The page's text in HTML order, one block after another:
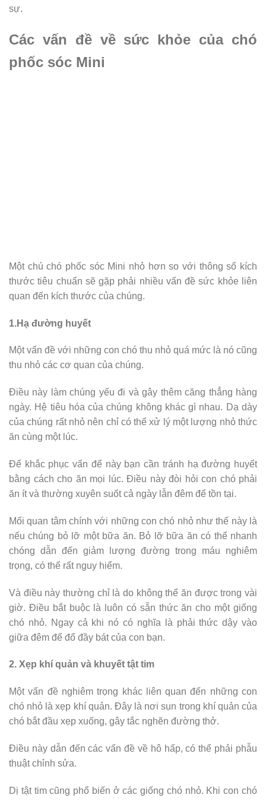
sự.
Các vấn đề về sức khỏe của chó
phốc sóc Mini
Một chú chó phốc sóc Mini nhỏ hơn so với thông số kích
thước tiêu chuẩn sẽ gặp phải nhiều vấn đề sức khỏe liên
quan đến kích thước của chúng.
1.Hạ đường huyết
Một vấn đề với những con chó thu nhỏ quá mức là nó cũng
thu nhỏ các cơ quan của chúng.
Điều này làm chúng yếu đi và gây thêm căng thẳng hàng
ngày. Hệ tiêu hóa của chúng không khác gì nhau. Dạ dày
của chúng rất nhỏ nên chỉ có thể xử lý một lượng nhỏ thức
ăn cùng một lúc.
Để khắc phục vấn để này bạn cần tránh hạ đường huyết
bằng cách cho ăn mọi lúc. Điều này đòi hỏi con chó phải
ăn ít và thường xuyên suốt cả ngày lẫn đêm để tồn tại.
Mối quan tâm chính với những con chó nhỏ như thế này là
nếu chúng bỏ lỡ một bữa ăn. Bỏ lỡ bữa ăn có thể nhanh
chóng dẫn đến giảm lượng đường trong máu nghiêm
trọng, có thể rất nguy hiểm.
Và điều này thường chỉ là do không thể ăn được trong vài
giờ. Điều bắt buộc là luôn có sẵn thức ăn cho một giống
chó nhỏ. Ngay cả khi nó có nghĩa là phải thức dậy vào
giữa đêm để đổ đầy bát của con bạn.
2. Xẹp khí quản và khuyết tật tim
Một vấn đề nghiêm trọng khác liên quan đến những con
chó nhỏ là xẹp khí quản. Đây là nơi sụn trong khí quản của
chó bắt đầu xẹp xuống, gây tắc nghẽn đường thở.
Điều này dẫn đến các vấn đề về hô hấp, có thể phải phẫu
thuật chỉnh sửa.
Dị tật tim cũng phổ biến ở các giống chó nhỏ. Khi con chó